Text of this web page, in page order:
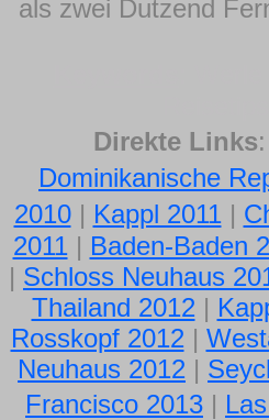
als zwei Dutzend
Direkte Links
Dominikanische
2010 | Kappl 2011|
2011| Baden-Baden
| Schloss Neuhaus
Thailand 2012 |
Rosskopf 2012 |
Neuhaus 2012 |
Francisco 2013 |